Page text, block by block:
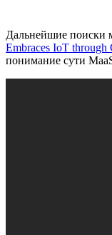
Дальнейшие поиски
Embraces IoT through
понимание сути